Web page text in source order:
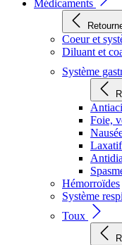
Médicaments
Coeur et
Diluant et
Système
Foie,
Hémorroïdes
Système
Toux